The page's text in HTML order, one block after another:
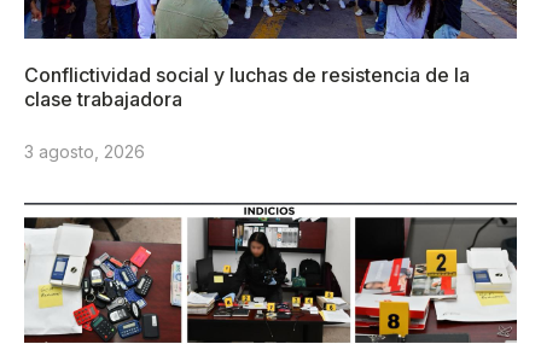
Conflictividad social y luchas de resistencia de la
clase trabajadora
3 agosto, 2026